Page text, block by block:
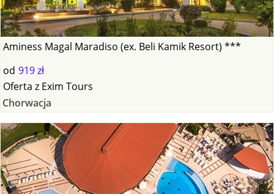
Aminess Magal Maradiso (ex. Beli Kamik Resort) ***
od 919 zł
Oferta z Exim Tours
Chorwacja